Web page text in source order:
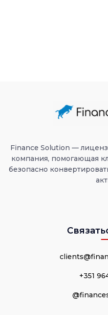
Finance Solution —
компания, помогающая
безопасно
+351